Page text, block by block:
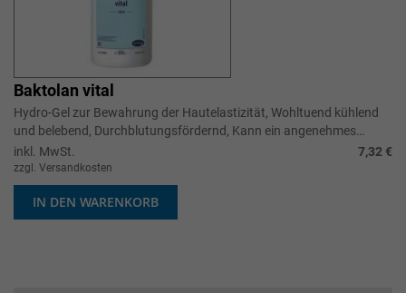
Baktolan vital
Hydro-Gel zur Bewahrung der Hautelastizität, Wohltuend kühlend
und belebend, Durchblutungsfördernd, Kann ein angenehmes
Wärmegefühl hervorrufe...
inkl. MwSt. 7,32 €
zzgl. Versandkosten
IN DEN WARENKORB